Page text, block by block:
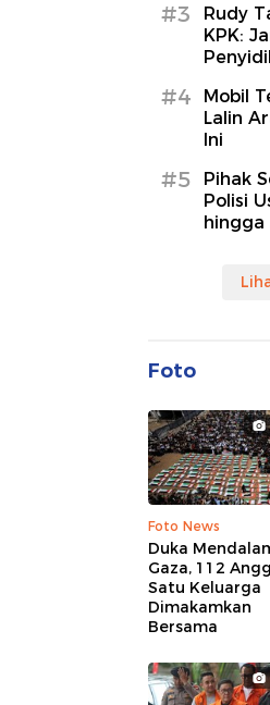
#3
Rudy
KPK:
#4
Mobil
Lalin
Ini
#5
Pihak
Polisi
hingga
Foto
Foto News
Duka
Gaza, 112
Satu Keluarga
Dimakamkan
Bersama